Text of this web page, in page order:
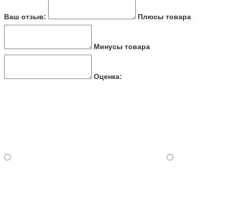
Ваш отзыв: Плюсы товара
Минусы товара
Оценка: